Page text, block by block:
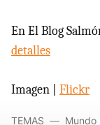
En El Blog
detalles
Imagen | Flickr
TEMAS Mundo